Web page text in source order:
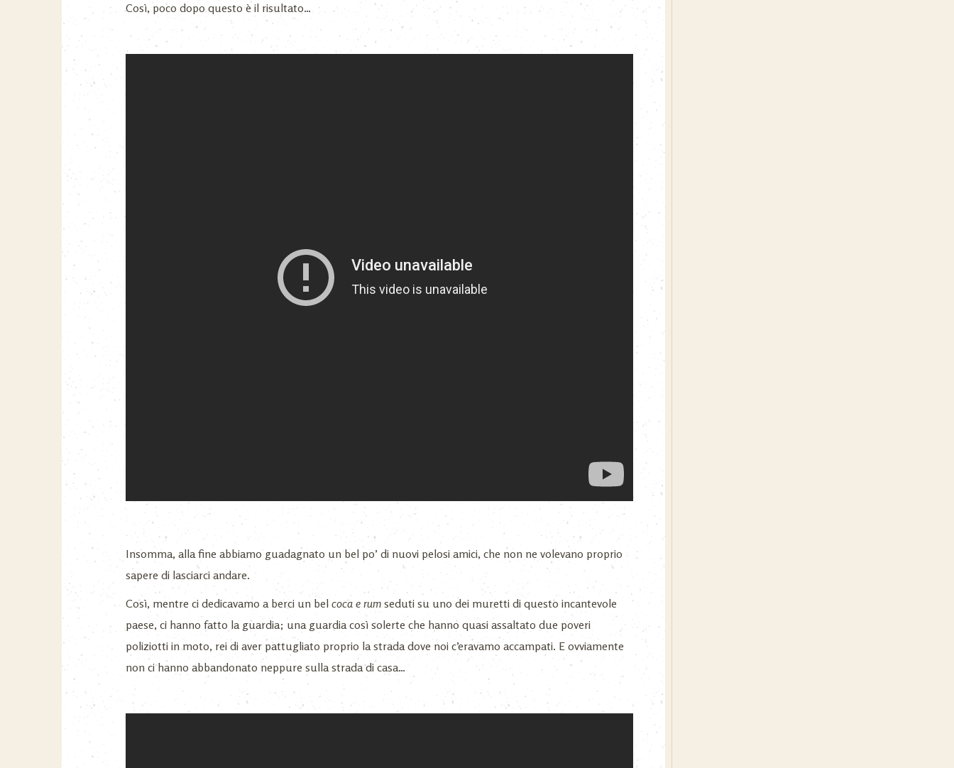
Così, poco dopo questo è il risultato…
Insomma, alla fine abbiamo guadagnato un bel po’ di nuovi pelosi amici, che non ne volevano proprio
sapere di lasciarci andare.
Così, mentre ci dedicavamo a berci un bel coca e rum seduti su uno dei muretti di questo incantevole
paese, ci hanno fatto la guardia; una guardia così solerte che hanno quasi assaltato due poveri
poliziotti in moto, rei di aver pattugliato proprio la strada dove noi c’eravamo accampati. E ovviamente
non ci hanno abbandonato neppure sulla strada di casa…